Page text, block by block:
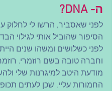
ה- DNA?
לפני שאסביר, הרשו לי לחלוק
הסיפור שהוביל אותי לגילוי
לפני כשלושים ומשהו שנים
וחברה טובה בשם רוזמרי.
מודעת היטב למיגרנות שלי
החמורות עליי, שכן לעתים